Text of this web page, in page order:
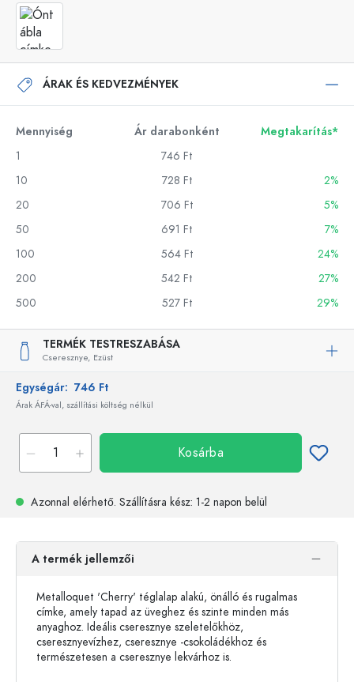
ÁRAK ÉS KEDVEZMÉNYEK
Mennyiség Ár darabonként
Megtakarítás*
1
746 Ft
10
728 Ft
2%
20
706 Ft
5%
50
691 Ft
7%
100
564 Ft
24%
200
542 Ft
27%
500
527 Ft 29%
TERMÉK TESTRESZABÁSA
Cseresznye, Ezüst
Egységár: 746 Ft
Árak ÁFÁ-val, szállítási költség nélkül
Kosárba
Azonnal elérhető. Szállításra kész: 1-2 napon belül
A termék jellemzői
Metalloquet 'Cherry' téglalap alakú, önálló és rugalmas
címke, amely tapad az üveghez és szinte minden más
anyaghoz. Ideális cseresznye szeletelőkhöz,
cseresznyevízhez, cseresznye -csokoládékhoz és
természetesen a cseresznye lekvárhoz is.